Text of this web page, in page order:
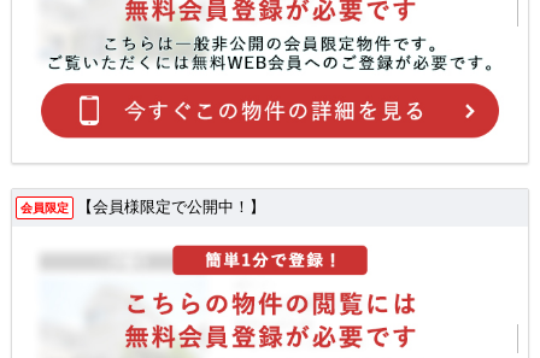
会員限定 【会員様限定で公開中！】